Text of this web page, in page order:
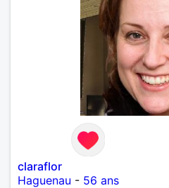
claraflor
Haguenau - 56 ans